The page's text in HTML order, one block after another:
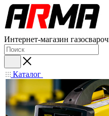
Интернет-магазин
Каталог